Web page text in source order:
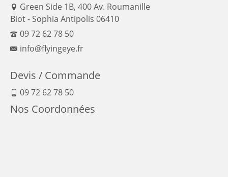
Green Side 1B, 400 Av. Roumanille
Biot - Sophia Antipolis 06410
09 72 62 78 50
info@flyingeye.fr
Devis / Commande
09 72 62 78 50
Nos Coordonnées